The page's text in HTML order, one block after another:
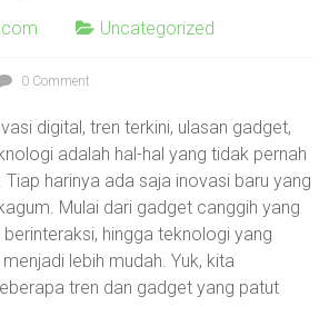
Uncategorized
0 Comment
digital, tren terkini, ulasan gadget,
adalah hal-hal yang tidak pernah
Tiap harinya ada saja inovasi baru yang
Mulai dari gadget canggih yang
hingga teknologi yang
lebih mudah. Yuk, kita
tren dan gadget yang patut